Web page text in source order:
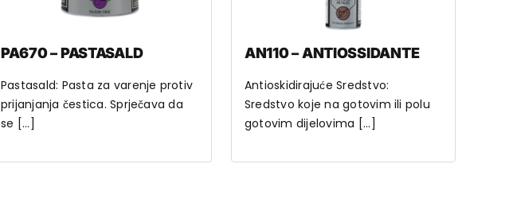
PA670 – PASTASALD
Pastasald: Pasta za varenje protiv
prijanjanja čestica. Sprječava da
se [...]
AN110 – ANTIOSSIDANTE
Antioskidirajuće Sredstvo:
Sredstvo koje na gotovim ili polu
gotovim dijelovima [...]